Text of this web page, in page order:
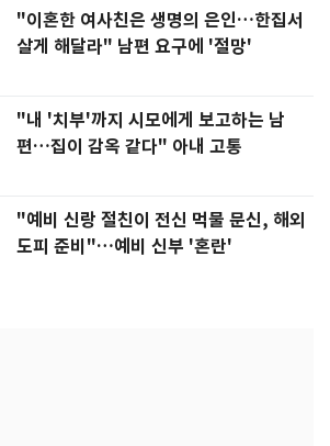
"이혼한 여사친은 생명의 은인…한집서
살게 해달라" 남편 요구에 '절망'
"내 '치부'까지 시모에게 보고하는 남
편…집이 감옥 같다" 아내 고통
"예비 신랑 절친이 전신 먹물 문신, 해외
도피 준비"…예비 신부 '혼란'